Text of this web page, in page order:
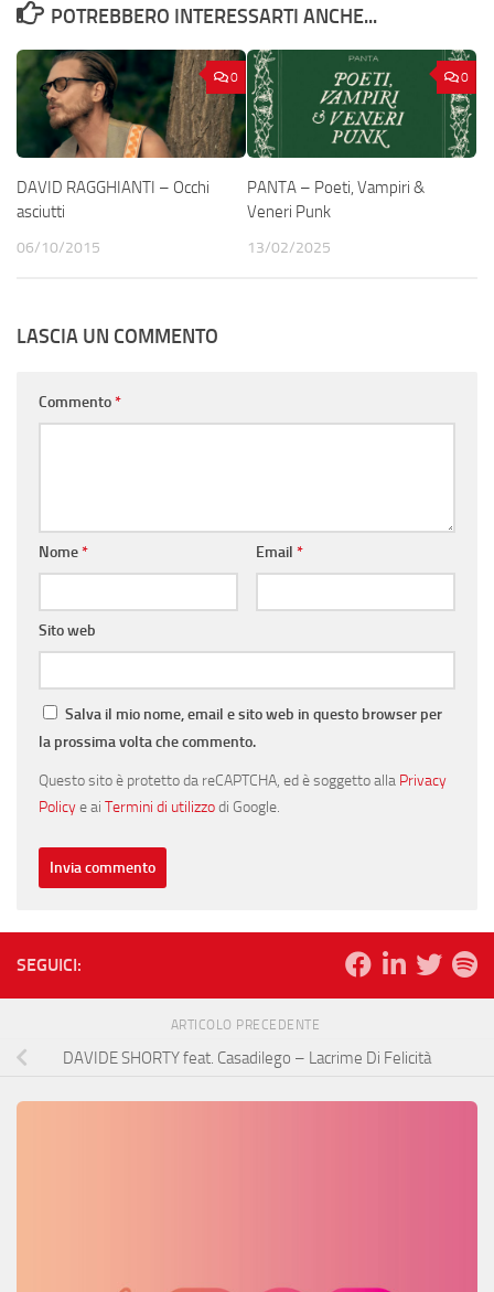
POTREBBERO INTERESSARTI ANCHE...
0
DAVID RAGGHIANTI – Occhi
asciutti
06/10/2015
0
PANTA – Poeti, Vampiri &
Veneri Punk
13/02/2025
LASCIA UN COMMENTO
Commento*
Nome* Email *
Sito web
Salva il mio nome, email e sito web in questo browser per
la prossima volta che commento.
Questo sito è protetto da reCAPTCHA, ed è soggetto alla Privacy
Policye ai Termini di utilizzodi Google.
SEGUICI:
ARTICOLO PRECEDENTE
DAVIDE SHORTY feat. Casadilego – Lacrime Di Felicità